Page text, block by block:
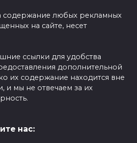
содержание любых рекламных
на сайте, несет
ссылки для удобства
дополнительной
их содержание находится вне
и мы не отвечаем за их
нас: